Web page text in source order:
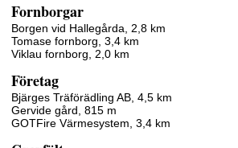
Fornborgar
Borgen vid Hallegårda, 2,8 km
Tomase fornborg, 3,4 km
Viklau fornborg, 2,0 km
Företag
Bjärges Träförädling AB, 4,5 km
Gervide gård, 815 m
GOTFire Värmesystem, 3,4 km